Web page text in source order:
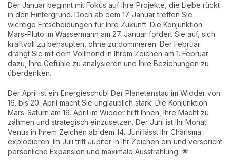
Der Januar beginnt mit Fokus auf Ihre Projekte, die Liebe rückt
in den Hintergrund. Doch ab dem 17. Januar treffen Sie
wichtige Entscheidungen für Ihre Zukunft. Die Konjunktion
Mars-Pluto im Wassermann am 27. Januar fordert Sie auf, sich
kraftvoll zu behaupten, ohne zu dominieren. Der Februar
drängt Sie mit dem Vollmond in Ihrem Zeichen am 1. Februar
dazu, Ihre Gefühle zu analysieren und Ihre Beziehungen zu
überdenken.
Der April ist ein Energieschub! Der Planetenstau im Widder von
16. bis 20. April macht Sie unglaublich stark. Die Konjunktion
Mars-Saturn am 19. April im Widder hilft Ihnen, Ihre Macht zu
zähmen und strategisch einzusetzen. Der Juni ist Ihr Monat!
Venus in Ihrem Zeichen ab dem 14. Juni lässt Ihr Charisma
explodieren. Im Juli tritt Jupiter in Ihr Zeichen ein und verspricht
persönliche Expansion und maximale Ausstrahlung. 🌟